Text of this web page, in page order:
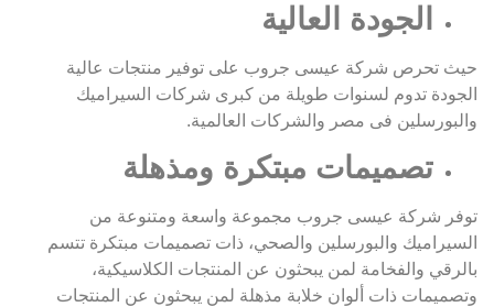
الجودة العالية
حيث تحرص شركة عيسى جروب على توفير منتجات عالية
الجودة تدوم لسنوات طويلة من كبرى شركات السيراميك
والبورسلين فى مصر والشركات العالمية.
تصميمات مبتكرة ومذهلة
توفر شركة عيسى جروب مجموعة واسعة ومتنوعة من
السيراميك والبورسلين والصحي، ذات تصميمات مبتكرة تتسم
بالرقي والفخامة لمن يبحثون عن المنتجات الكلاسيكية،
وتصميمات ذات ألوان خلابة مذهلة لمن يبحثون عن المنتجات